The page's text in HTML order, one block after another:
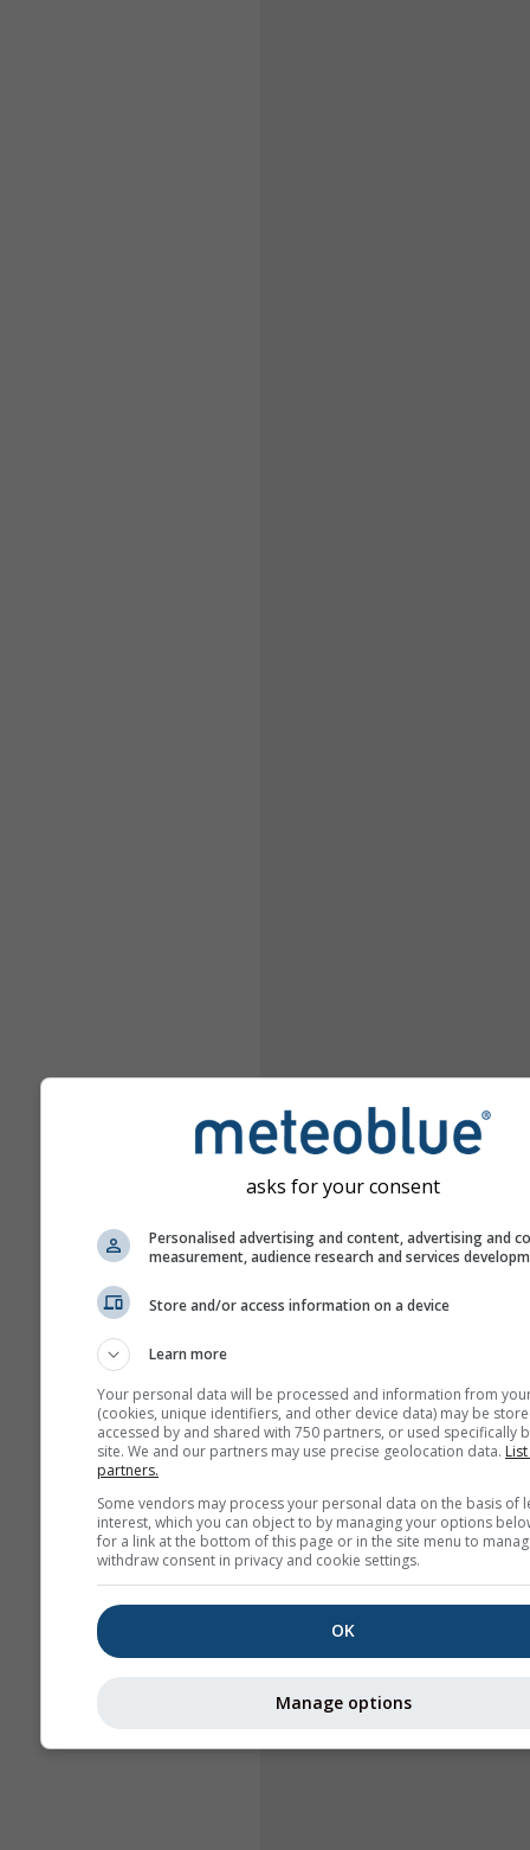
asks for your consent
Personalised advertising and content, advertising and
measurement, audience research and services
Store and/or access information on a device
Learn more
Your personal data will be processed and information from
(cookies, unique identifiers, and other device data) may be
accessed by and shared with 750 partners, or used specifically
site. We and our partners may use precise geolocation data.
partners.
Some vendors may process your personal data on the basis of
interest, which you can object to by managing your options
for a link at the bottom of this page or in the site menu to
withdraw consent in privacy and cookie settings.
OK
Manage options